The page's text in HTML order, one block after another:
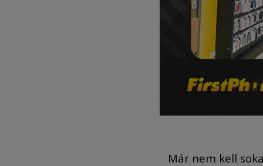
Már nem kell